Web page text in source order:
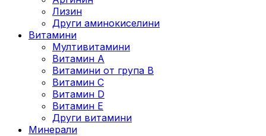
Лизин
Други аминокиселини
Витамини
Мултивитамини
Витамин А
Витамини от група B
Витамин C
Витамин D
Витамин E
Други витамини
Минерали